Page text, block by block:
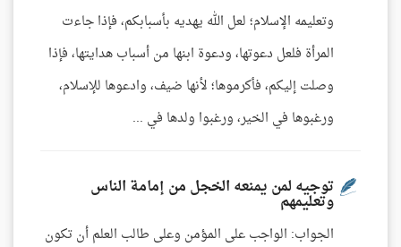
وتعليمه الإسلام؛ لعل الله يهديه بأسبابكم، فإذا جاءت
المرأة فلعل دعوتها، ودعوة ابنها من أسباب هدايتها، فإذا
وصلت إليكم، فأكرموها؛ لأنها ضيف، وادعوها للإسلام،
ورغبوها في الخير، ورغبوا ولدها في ...
توجيه لمن يمنعه الخجل من إمامة الناس
وتعليمهم
الجواب: الواجب على المؤمن وعلى طالب العلم أن تكون